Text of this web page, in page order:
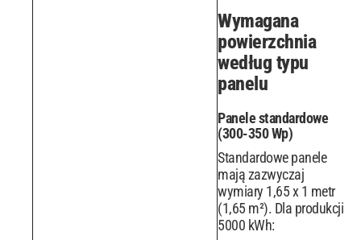
Wymagana
powierzchnia
według typu
panelu
Panele standardowe
(300-350 Wp)
Standardowe panele
mają zazwyczaj
wymiary 1,65 x 1 metr
(1,65 m²). Dla produkcji
5000 kWh: